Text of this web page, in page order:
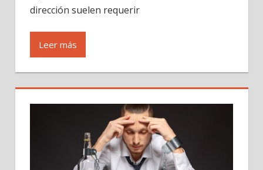
dirección suelen requerir
Leer más